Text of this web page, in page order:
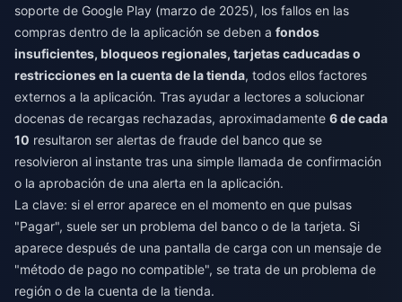
soporte de Google Play (marzo de 2025), los fallos en las
compras dentro de la aplicación se deben a fondos
insuficientes, bloqueos regionales, tarjetas caducadas o
restricciones en la cuenta de la tienda, todos ellos factores
externos a la aplicación. Tras ayudar a lectores a solucionar
docenas de recargas rechazadas, aproximadamente 6 de cada
10 resultaron ser alertas de fraude del banco que se
resolvieron al instante tras una simple llamada de confirmación
o la aprobación de una alerta en la aplicación.
La clave: si el error aparece en el momento en que pulsas
"Pagar", suele ser un problema del banco o de la tarjeta. Si
aparece después de una pantalla de carga con un mensaje de
"método de pago no compatible", se trata de un problema de
región o de la cuenta de la tienda.